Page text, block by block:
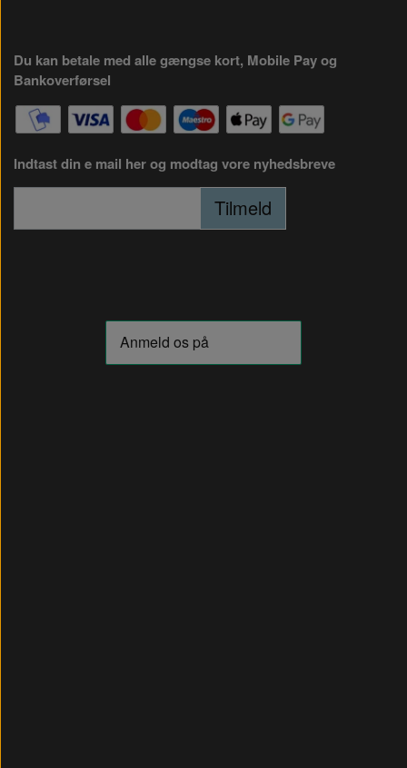
Du kan betale med alle gængse kort, Mobile Pay og
Bankoverførsel
Indtast din e mail her og modtag vore nyhedsbreve
Tilmeld